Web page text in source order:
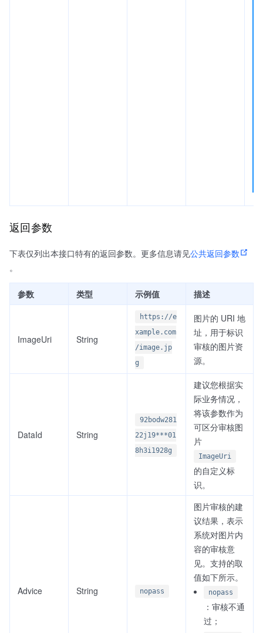
返回参数
下表仅列出本接口特有的返回参数。更多信息请见公共返回参数
。
参数 类型 示例值 描述
ImageUri String
https://e
xample.com
/image.jp
g
图片的 URI 地
址，用于标识
审核的图片资
源。
DataId String
92bodw281
22j19***01
8h3i1928g
建议您根据实
际业务情况，
将该参数作为
可区分审核图
片
ImageUri
的自定义标
识。
Advice String nopass
图片审核的建
议结果，表示
系统对图片内
容的审核意
见。支持的取
值如下所示。
nopass
：审核不通
过；